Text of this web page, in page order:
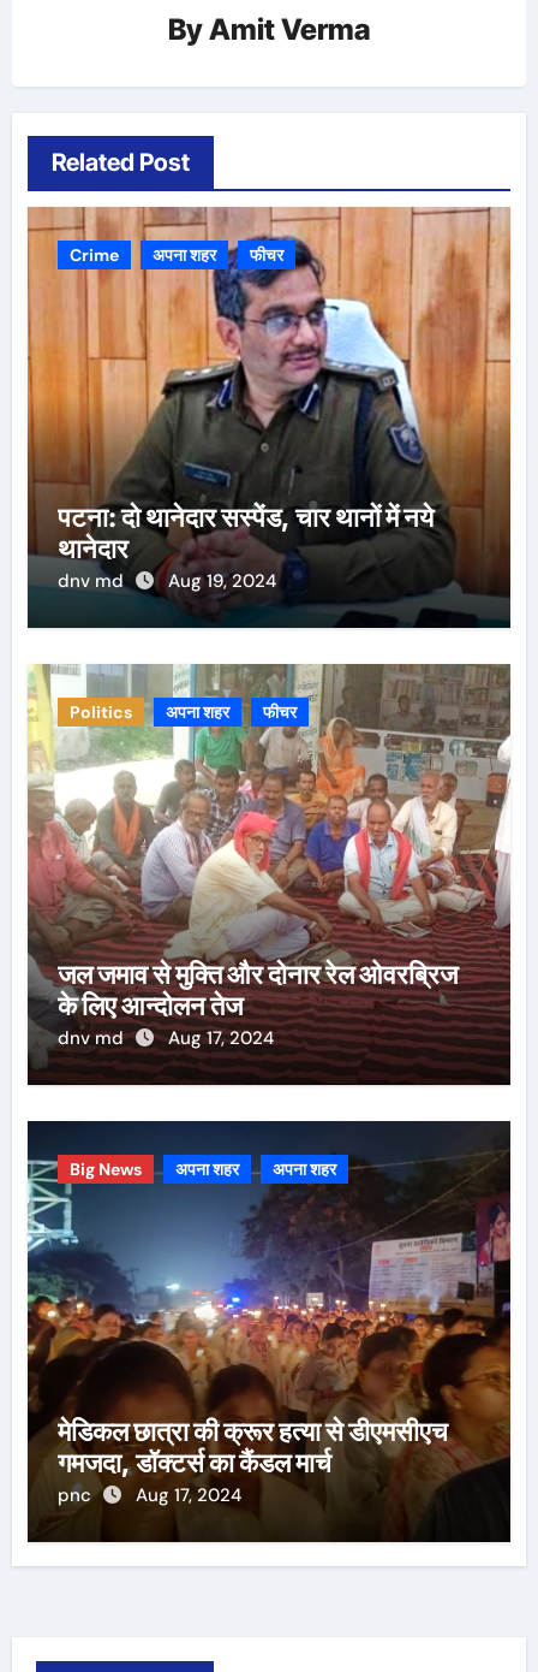
ByAmit Verma
Related Post
Crime अपना शहर फीचर
पटना: दो थानेदार सस्पेंड, चार थानों में नये
थानेदार
dnv md Aug 19, 2024
Politics अपना शहर फीचर
जल जमाव से मुक्ति और दोनार रेल ओवरब्रिज
के लिए आन्दोलन तेज
dnv md Aug 17, 2024
Big News अपना शहर अपना शहर
मेडिकल छात्रा की क्रूर हत्या से डीएमसीएच
गमजदा, डॉक्टर्स का कैंडल मार्च
pnc Aug 17, 2024